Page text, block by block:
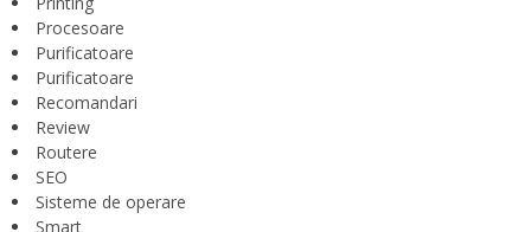
Procesoare
Purificatoare
Purificatoare
Recomandari
Review
Routere
SEO
Sisteme de operare
Smart